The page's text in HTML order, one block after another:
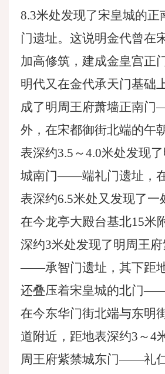
8.3米处发现了宋皇城的
门遗址。这说明金代曾在
加高修筑，建成金皇宫正
明代又在金代承天门基础
成了明周王府萧墙正南
外，在宋都御街北端的午
表深约3.5～4.0米处发现
城南门——端礼门遗址，
表深约6.5米处又发现了一
在今龙亭大殿台基北15米
深约3米处发现了明周王
——承智门遗址，其下距
还叠压着宋皇城的北门——
在今东华门街北端与东明
道附近，距地表深约3～4
周王府紫禁城东门——礼